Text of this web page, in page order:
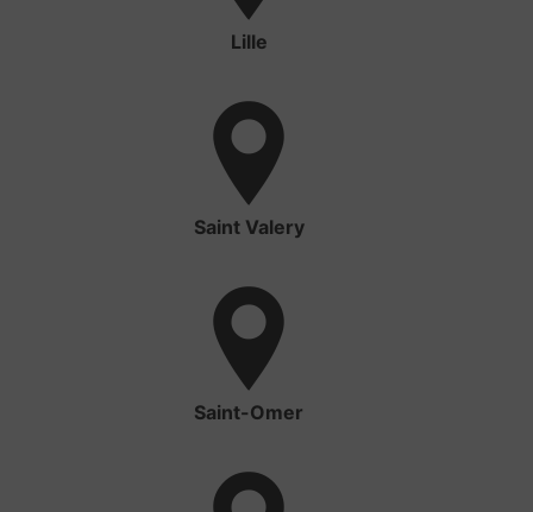
Lille
Saint Valery
Saint-Omer